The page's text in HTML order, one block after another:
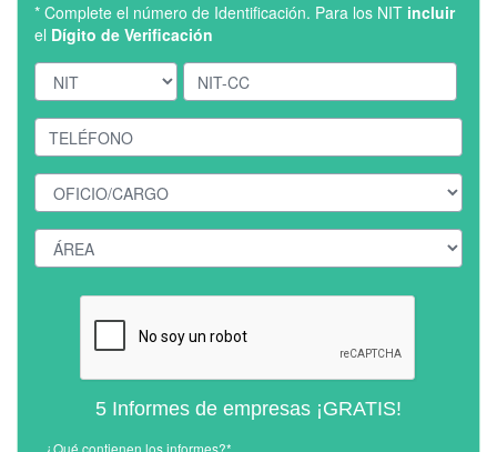
* Complete el número de Identificación. Para los NIT incluir
el Dígito de Verificación
5 Informes de empresas ¡GRATIS!